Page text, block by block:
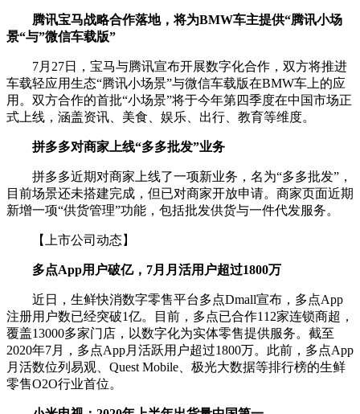
腾讯宝马战略合作落地，将为BMW车主提供“腾讯小场
景“与”微信车载版”
7月27日，宝马与腾讯宣布开展数字化合作，双方将推进
车载轻应用生态“腾讯小场景”与微信车载版在BMW车上的应
用。双方合作的首批“小场景”将于今年第四季度在中国市场正
式上线，涵盖资讯、美食、娱乐、出行、教育等维度。
拼多多对商家上线“多多批发”业务
拼多多近期对商家上线了一项新业务，名为“多多批发”，
目前场景还未搭建完成，但已对商家开放申请。商家页面近期
新增一项“供货管理”功能，包括批发供货与一件代发服务。
【上市公司动态】
多点App用户破亿，7月月活用户超过1800万
近日，生鲜快消数字零售平台多点Dmall宣布，多点App
注册用户数已经突破1亿。目前，多点已合作112家连锁商超，
覆盖13000多家门店，以数字化为实体零售提供服务。截至
2020年7月，多点App月活跃用户超过1800万。此前，多点App
月活数位列易观、Quest Mobile、极光大数据等排行榜的生鲜
零售O2O行业首位。